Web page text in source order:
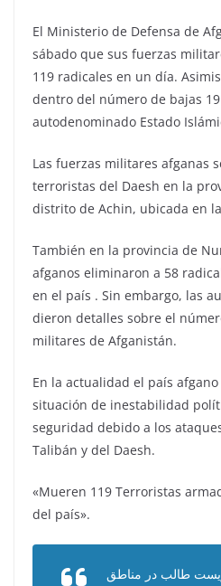
El Ministerio de Defensa de
sábado que sus fuerzas
119 radicales en un día.
dentro del número de bajas
autodenominado Estado
Las fuerzas militares afganas
terroristas del Daesh en la
distrito de Achin, ubicada en
También en la provincia de
afganos eliminaron a 58
en el país . Sin embargo, las
dieron detalles sobre el
militares de Afganistán.
En la actualidad el país
situación de inestabilidad
seguridad debido a los
Talibán y del Daesh.
«Mueren 119 Terroristas
del país».
تروریست طالب در مناطق